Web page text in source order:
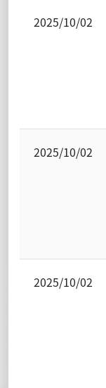
2025/10/02
2025/10/02
2025/10/02